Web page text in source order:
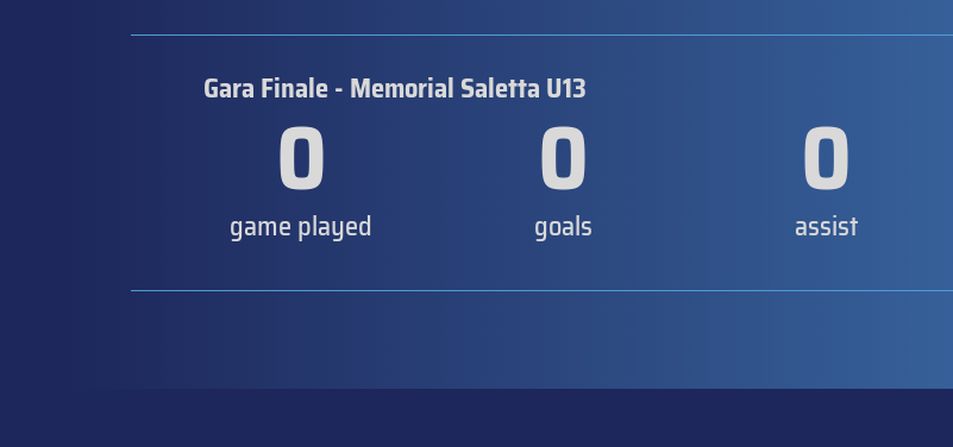
Gara Finale - Memorial Saletta U13
0
game played 0
goals 0
assist